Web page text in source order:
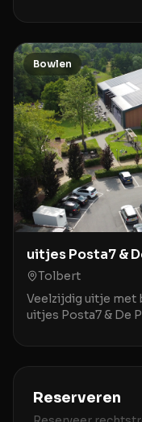
hart v
Bowlen
uitjes Posta7 &
Tolbert
Veelzijdig uitje met
uitjes Posta7 & De
Reserveren